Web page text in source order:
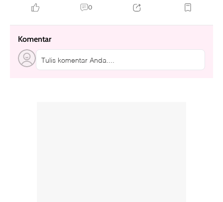
0
Komentar
Tulis komentar Anda....